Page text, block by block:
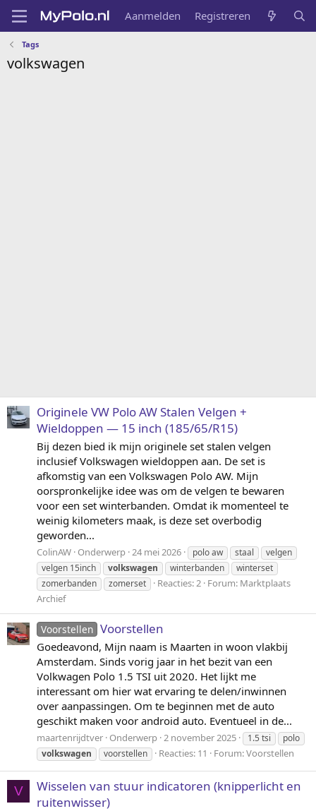
Aanmelden Registreren
Tags
volkswagen
Originele VW Polo AW Stalen Velgen +
Wieldoppen — 15 inch (185/65/R15)
Bij dezen bied ik mijn originele set stalen velgen
inclusief Volkswagen wieldoppen aan. De set is
afkomstig van een Volkswagen Polo AW. Mijn
oorspronkelijke idee was om de velgen te bewaren
voor een set winterbanden. Omdat ik momenteel te
weinig kilometers maak, is deze set overbodig
geworden...
ColinAW Onderwerp 24 mei 2026 polo aw staal
velgen
velgen 15inch
volkswagen winterbanden
winterset
zomerbanden
zomerset Reacties: 2 Forum: Marktplaats
Archief
Voorstellen Voorstellen
Goedeavond, Mijn naam is Maarten in woon vlakbij
Amsterdam. Sinds vorig jaar in het bezit van een
Volkwagen Polo 1.5 TSI uit 2020. Het lijkt me
interessant om hier wat ervaring te delen/inwinnen
over aanpassingen. Om te beginnen met de auto
geschikt maken voor android auto. Eventueel in de...
maartenrijdtver Onderwerp 2 november 2025 1.5 tsi
polo
volkswagen
voorstellen Reacties: 11 Forum:Voorstellen
V
Wisselen van stuur indicatoren (knipperlicht en
ruitenwisser)